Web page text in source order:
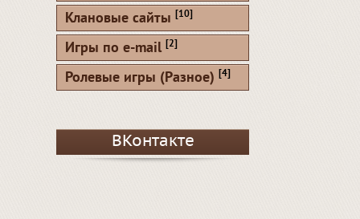
Клановые сайты [10]
Игры по e-mail [2]
Ролевые игры (Разное) [4]
ВКонтакте